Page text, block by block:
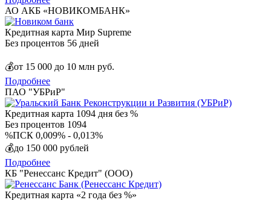
АО АКБ «НОВИКОМБАНК»
Кредитная карта Мир Supreme
Без процентов 56 дней
💰от 15 000 до 10 млн руб.
Подробнее
ПАО "УБРиР"
Кредитная карта 1094 дня без %
Без процентов 1094
%ПСК 0,009% - 0,013%
💰до 150 000 рублей
Подробнее
КБ "Ренессанс Кредит" (ООО)
Кредитная карта «2 года без %»